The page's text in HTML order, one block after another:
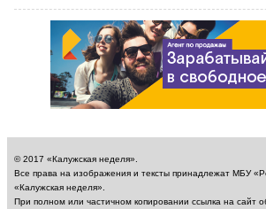
© 2017 «Калужская неделя».
Все права на изображения и тексты принадлежат МБУ
«Калужская неделя».
При полном или частичном копировании ссылка на сайт